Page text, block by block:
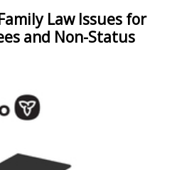
Law Issues for
and Non-Status